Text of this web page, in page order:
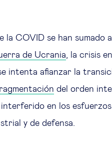
la COVID se han sumado
de Ucrania, la crisis
intenta afianzar la
del orden
en los
y de defensa.